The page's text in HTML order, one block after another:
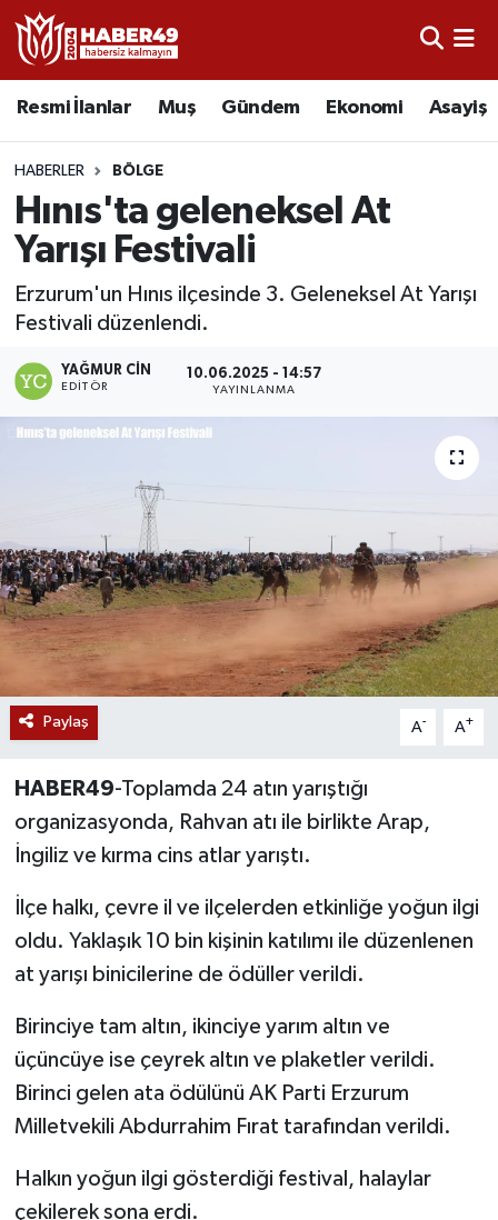
Resmi İlanlar Muş Gündem Ekonomi Asayiş
HABERLER BÖLGE
Hınıs'ta geleneksel At
Yarışı Festivali
Erzurum'un Hınıs ilçesinde 3. Geleneksel At Yarışı
Festivali düzenlendi.
YAĞMUR CIN
EDITÖR
10.06.2025 - 14:57
YAYINLANMA
Paylaş A- A+
HABER49-Toplamda 24 atın yarıştığı
organizasyonda, Rahvan atı ile birlikte Arap,
İngiliz ve kırma cins atlar yarıştı.
İlçe halkı, çevre il ve ilçelerden etkinliğe yoğun ilgi
oldu. Yaklaşık 10 bin kişinin katılımı ile düzenlenen
at yarışı binicilerine de ödüller verildi.
Birinciye tam altın, ikinciye yarım altın ve
üçüncüye ise çeyrek altın ve plaketler verildi.
Birinci gelen ata ödülünü AK Parti Erzurum
Milletvekili Abdurrahim Fırat tarafından verildi.
Halkın yoğun ilgi gösterdiği festival, halaylar
çekilerek sona erdi.
Resmi İlanlar
Asayiş
Bölge
Eğitim
Ekonomi
Sağlık
Gündem
Siyaset
Teknoloji
Kültür Sanat
Muş
Korkut
Malazgirt
Varto
Uşak Nöbetçi Eczaneler
Uşak Hava Durumu
Uşak Namaz Vakitleri
Uşak Trafik Yoğunluk Haritası
TFF 2.Lig Kırmızı Grup Puan Durumu ve Fikstür
Tüm Manşetler
Son Dakika Haberleri
Haber Arşivi